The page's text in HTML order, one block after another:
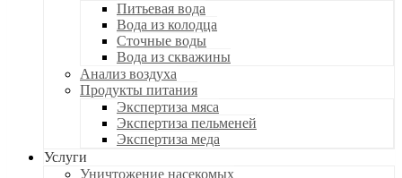
Питьевая вода
Вода из колодца
Сточные воды
Вода из скважины
Анализ воздуха
Продукты питания
Экспертиза мяса
Экспертиза пельменей
Экспертиза меда
Услуги
Уничтожение насекомых